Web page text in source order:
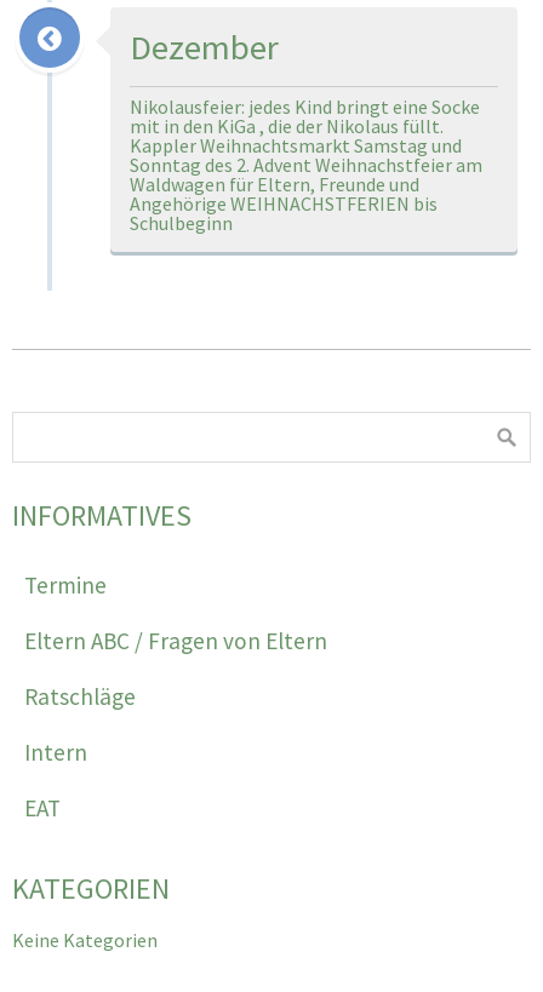
Dezember
Nikolausfeier: jedes Kind bringt eine Socke
mit in den KiGa , die der Nikolaus füllt.
Kappler Weihnachtsmarkt Samstag und
Sonntag des 2. Advent Weihnachstfeier am
Waldwagen für Eltern, Freunde und
Angehörige WEIHNACHSTFERIEN bis
Schulbeginn
INFORMATIVES
Termine
Eltern ABC / Fragen von Eltern
Ratschläge
Intern
EAT
KATEGORIEN
Keine Kategorien